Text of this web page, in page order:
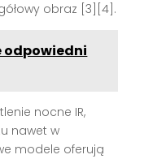
obraz [3][4].
odpowiedni
nocne IR,
nawet w
modele oferują